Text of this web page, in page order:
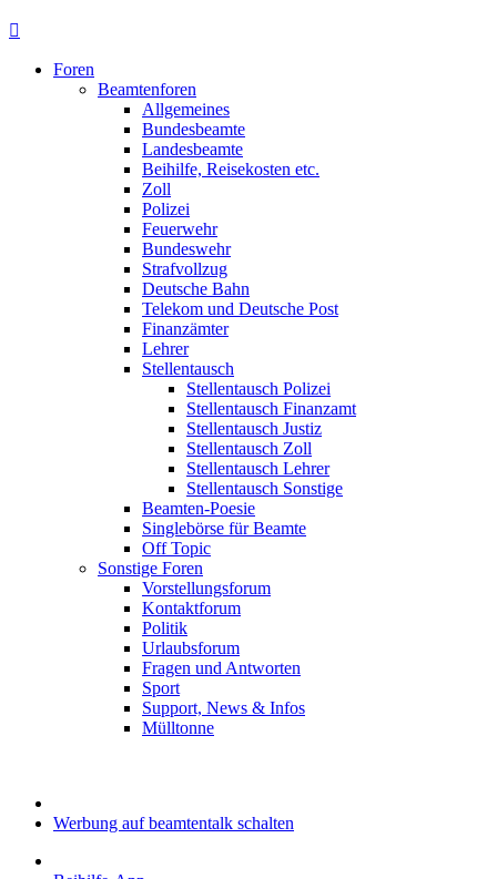
Foren
Beamtenforen
Allgemeines
Bundesbeamte
Landesbeamte
Beihilfe, Reisekosten etc.
Zoll
Polizei
Feuerwehr
Bundeswehr
Strafvollzug
Deutsche Bahn
Telekom und Deutsche Post
Finanzämter
Lehrer
Stellentausch
Stellentausch Polizei
Stellentausch Finanzamt
Stellentausch Justiz
Stellentausch Zoll
Stellentausch Lehrer
Stellentausch Sonstige
Beamten-Poesie
Singlebörse für Beamte
Off Topic
Sonstige Foren
Vorstellungsforum
Kontaktforum
Politik
Urlaubsforum
Fragen und Antworten
Sport
Support, News & Infos
Mülltonne
Werbung auf beamtentalk schalten